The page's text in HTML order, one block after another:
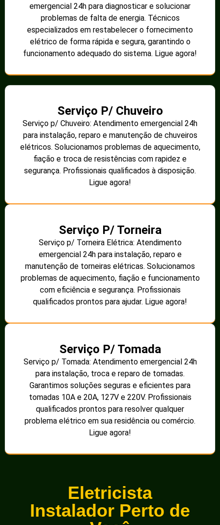
emergencial 24h para diagnosticar e solucionar
problemas de falta de energia. Técnicos
especializados em restabelecer o fornecimento
elétrico de forma rápida e segura, garantindo o
funcionamento adequado do sistema. Ligue agora!
Serviço P/ Chuveiro
Serviço p/ Chuveiro: Atendimento emergencial 24h
para instalação, reparo e manutenção de chuveiros
elétricos. Solucionamos problemas de aquecimento,
fiação e troca de resistências com rapidez e
segurança. Profissionais qualificados à disposição.
Ligue agora!
Serviço P/ Torneira
Serviço p/ Torneira Elétrica: Atendimento
emergencial 24h para instalação, reparo e
manutenção de torneiras elétricas. Solucionamos
problemas de aquecimento, fiação e funcionamento
com eficiência e segurança. Profissionais
qualificados prontos para ajudar. Ligue agora!
Serviço P/ Tomada
Serviço p/ Tomada: Atendimento emergencial 24h
para instalação, troca e reparo de tomadas.
Garantimos soluções seguras e eficientes para
tomadas 10A e 20A, 127V e 220V. Profissionais
qualificados prontos para resolver qualquer
problema elétrico em sua residência ou comércio.
Ligue agora!
Eletricista
Instalador Perto de